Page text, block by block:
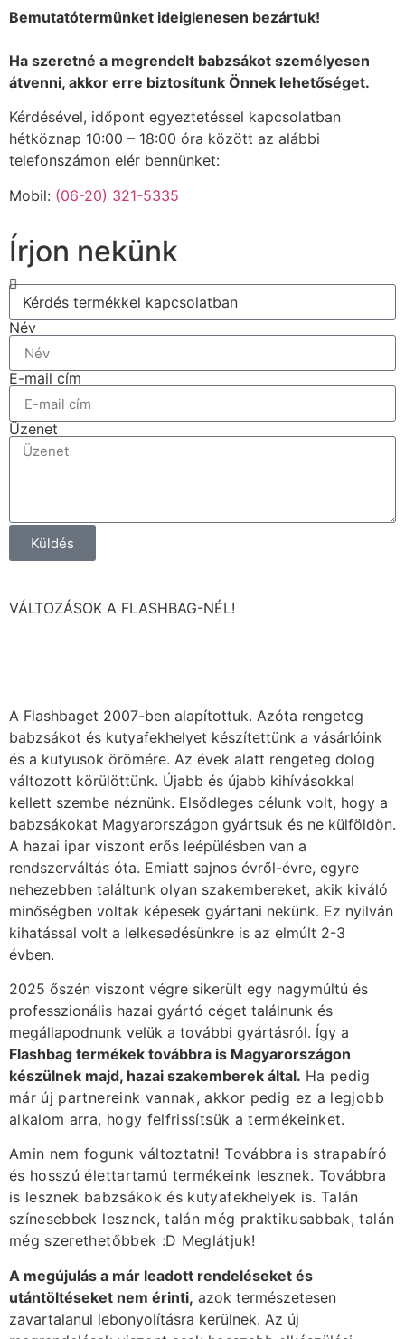
Bemutatótermünket ideiglenesen bezártuk!
Ha szeretné a megrendelt babzsákot személyesen
átvenni, akkor erre biztosítunk Önnek lehetőséget.
Kérdésével, időpont egyeztetéssel kapcsolatban
hétköznap 10:00 – 18:00 óra között az alábbi
telefonszámon elér bennünket:
Mobil: (06-20) 321-5335
Írjon nekünk
Név
E-mail cím
Üzenet
Küldés
VÁLTOZÁSOK A FLASHBAG-NÉL!
A Flashbaget 2007-ben alapítottuk. Azóta rengeteg
babzsákot és kutyafekhelyet készítettünk a vásárlóink
és a kutyusok örömére. Az évek alatt rengeteg dolog
változott körülöttünk. Újabb és újabb kihívásokkal
kellett szembe néznünk. Elsődleges célunk volt, hogy a
babzsákokat Magyarországon gyártsuk és ne külföldön.
A hazai ipar viszont erős leépülésben van a
rendszerváltás óta. Emiatt sajnos évről-évre, egyre
nehezebben találtunk olyan szakembereket, akik kiváló
minőségben voltak képesek gyártani nekünk. Ez nyilván
kihatással volt a lelkesedésünkre is az elmúlt 2-3
évben.
2025 őszén viszont végre sikerült egy nagymúltú és
professzionális hazai gyártó céget találnunk és
megállapodnunk velük a további gyártásról. Így a
Flashbag termékek továbbra is Magyarországon
készülnek majd, hazai szakemberek által. Ha pedig
már új partnereink vannak, akkor pedig ez a legjobb
alkalom arra, hogy felfrissítsük a termékeinket.
Amin nem fogunk változtatni! Továbbra is strapabíró
és hosszú élettartamú termékeink lesznek. Továbbra
is lesznek babzsákok és kutyafekhelyek is. Talán
színesebbek lesznek, talán még praktikusabbak, talán
még szerethetőbbek :D Meglátjuk!
A megújulás a már leadott rendeléseket és
utántöltéseket nem érinti, azok természetesen
zavartalanul lebonyolításra kerülnek. Az új